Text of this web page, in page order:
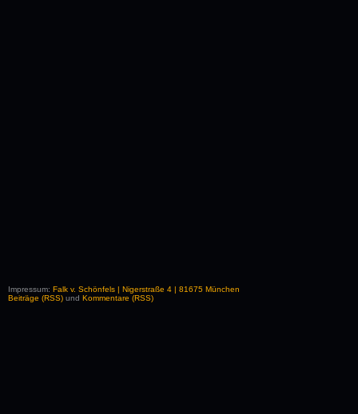
Impressum: Falk v. Schönfels | Nigerstraße 4 | 81675 München
Beiträge (RSS) und Kommentare (RSS)